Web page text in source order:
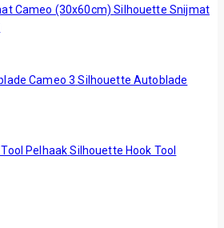
Silhouette Snijmat
Silhouette Autoblade
Silhouette Hook Tool